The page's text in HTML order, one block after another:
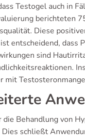
Testogel auch in
berichteten
Diese
entscheidend,
sind
mit
Behandlung von
schließt